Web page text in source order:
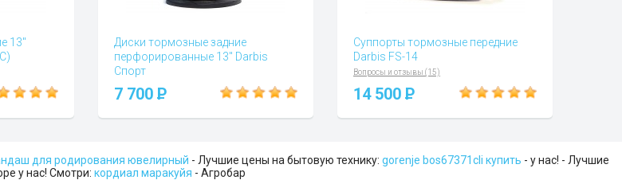
13"
Диски тормозные задние
перфорированные 13" Darbis
Спорт
Вопросы и отзывы (1)
7 700 P
Суппорты тормозные передние
Darbis FS-14
Вопросы и отзывы (15)
14 500 P
для родирования ювелирный - Лучшие цены на бытовую технику: gorenje bos67371cli купить - у нас! - Лучшие
у нас! Смотри: кордиал маракуйя - Агробар